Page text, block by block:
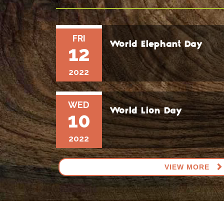
FRI
12
2022
World Elephant Day
WED
10
2022
World Lion Day
VIEW MORE